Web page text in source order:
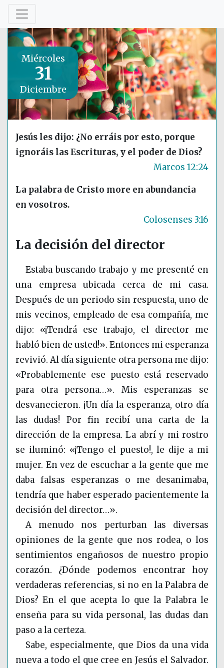
Miércoles
31
Diciembre
Jesús les dijo: ¿No erráis por esto, porque
ignoráis las Escrituras, y el poder de Dios?
Marcos 12:24
La palabra de Cristo more en abundancia
en vosotros.
Colosenses 3:16
La decisión del director
Estaba buscando trabajo y me presenté en
una empresa ubicada cerca de mi casa.
Después de un periodo sin respuesta, uno de
mis vecinos, empleado de esa compañía, me
dijo: «¡Tendrá ese trabajo, el director me
habló bien de usted!». Entonces mi esperanza
revivió. Al día siguiente otra persona me dijo:
«Probablemente ese puesto está reservado
para otra persona…». Mis esperanzas se
desvanecieron. ¡Un día la esperanza, otro día
las dudas! Por fin recibí una carta de la
dirección de la empresa. La abrí y mi rostro
se iluminó: «¡Tengo el puesto!, le dije a mi
mujer. En vez de escuchar a la gente que me
daba falsas esperanzas o me desanimaba,
tendría que haber esperado pacientemente la
decisión del director…».
A menudo nos perturban las diversas
opiniones de la gente que nos rodea, o los
sentimientos engañosos de nuestro propio
corazón. ¿Dónde podemos encontrar hoy
verdaderas referencias, si no en la Palabra de
Dios? En el que acepta lo que la Palabra le
enseña para su vida personal, las dudas dan
paso a la certeza.
Sabe, especialmente, que Dios da una vida
nueva a todo el que cree en Jesús el Salvador.